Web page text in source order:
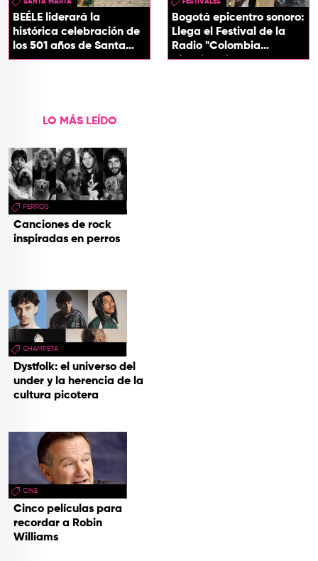
SANTA MARTA
BEÉLE liderará la
histórica celebración de
los 501 años de Santa
Marta
FESTIVALES
Bogotá epicentro sonoro:
Llega el Festival de la
Radio "Colombia
Biocultural" 2026
LO MÁS LEÍDO
PERROS
Canciones de rock
inspiradas en perros
CHAMPETA
Dystfolk: el universo del
under y la herencia de la
cultura picotera
CINE
Cinco películas para
recordar a Robin
Williams